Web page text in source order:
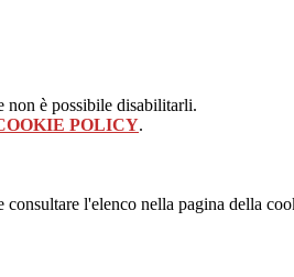
non è possibile disabilitarli.
POLICY.
l'elenco nella pagina della